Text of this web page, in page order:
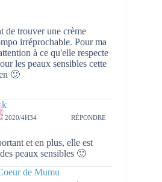
de trouver une crème
irréprochable. Pour ma
à ce qu'elle respecte
les peaux sensibles cette
🙂
2020/4H34 RÉPONDRE
et en plus, elle est
peaux sensibles 🙂
de Mumu